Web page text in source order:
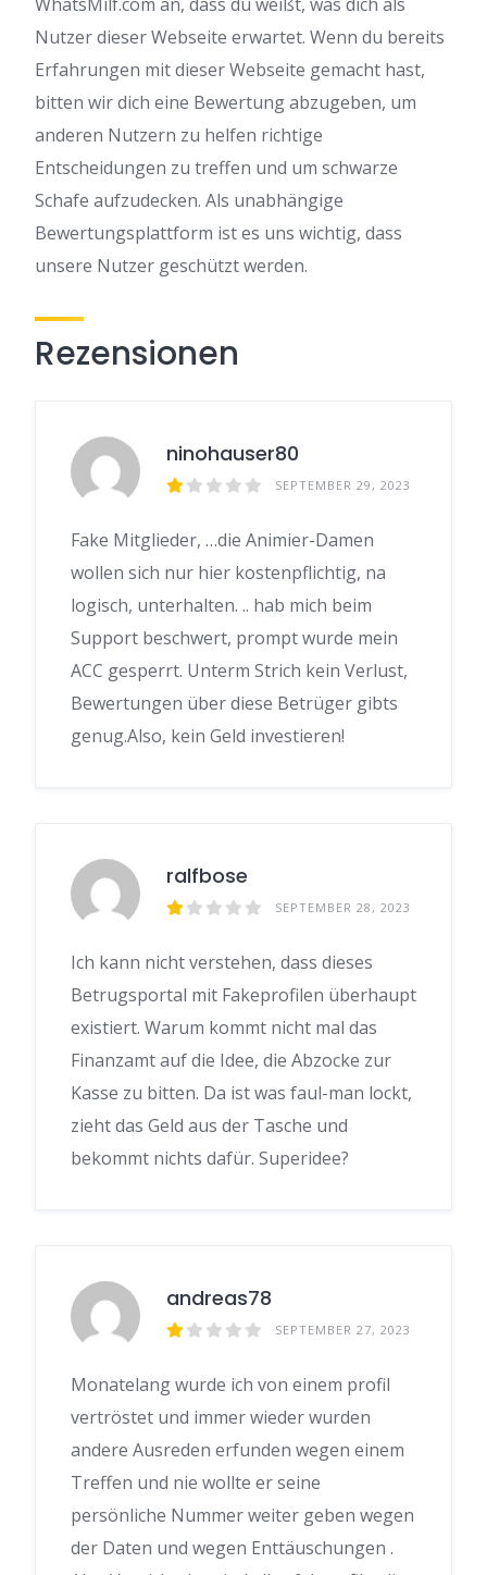
Nutzer dieser Webseite erwartet. Wenn du bereits
Erfahrungen mit dieser Webseite gemacht hast,
bitten wir dich eine Bewertung abzugeben, um
anderen Nutzern zu helfen richtige
Entscheidungen zu treffen und um schwarze
Schafe aufzudecken. Als unabhängige
Bewertungsplattform ist es uns wichtig, dass
unsere Nutzer geschützt werden.
Rezensionen
ninohauser80
SEPTEMBER 29, 2023
Fake Mitglieder, …die Animier-Damen
wollen sich nur hier kostenpflichtig, na
logisch, unterhalten. .. hab mich beim
Support beschwert, prompt wurde mein
ACC gesperrt. Unterm Strich kein Verlust,
Bewertungen über diese Betrüger gibts
genug.Also, kein Geld investieren!
ralfbose
SEPTEMBER 28, 2023
Ich kann nicht verstehen, dass dieses
Betrugsportal mit Fakeprofilen überhaupt
existiert. Warum kommt nicht mal das
Finanzamt auf die Idee, die Abzocke zur
Kasse zu bitten. Da ist was faul-man lockt,
zieht das Geld aus der Tasche und
bekommt nichts dafür. Superidee?
andreas78
SEPTEMBER 27, 2023
Monatelang wurde ich von einem profil
vertröstet und immer wieder wurden
andere Ausreden erfunden wegen einem
Treffen und nie wollte er seine
persönliche Nummer weiter geben wegen
der Daten und wegen Enttäuschungen .